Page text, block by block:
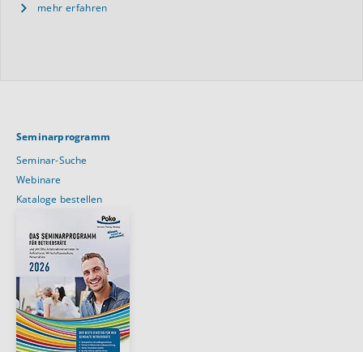
mehr erfahren
Seminarprogramm
Seminar-Suche
Webinare
Kataloge bestellen